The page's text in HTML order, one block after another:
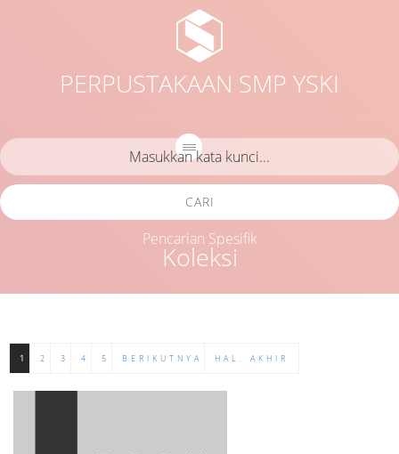
PERPUSTAKAAN SMP YSKI
Koleksi
CARI
Pencarian Spesifik
1 2 3 4 5 BERIKUTNYA HAL. AKHIR